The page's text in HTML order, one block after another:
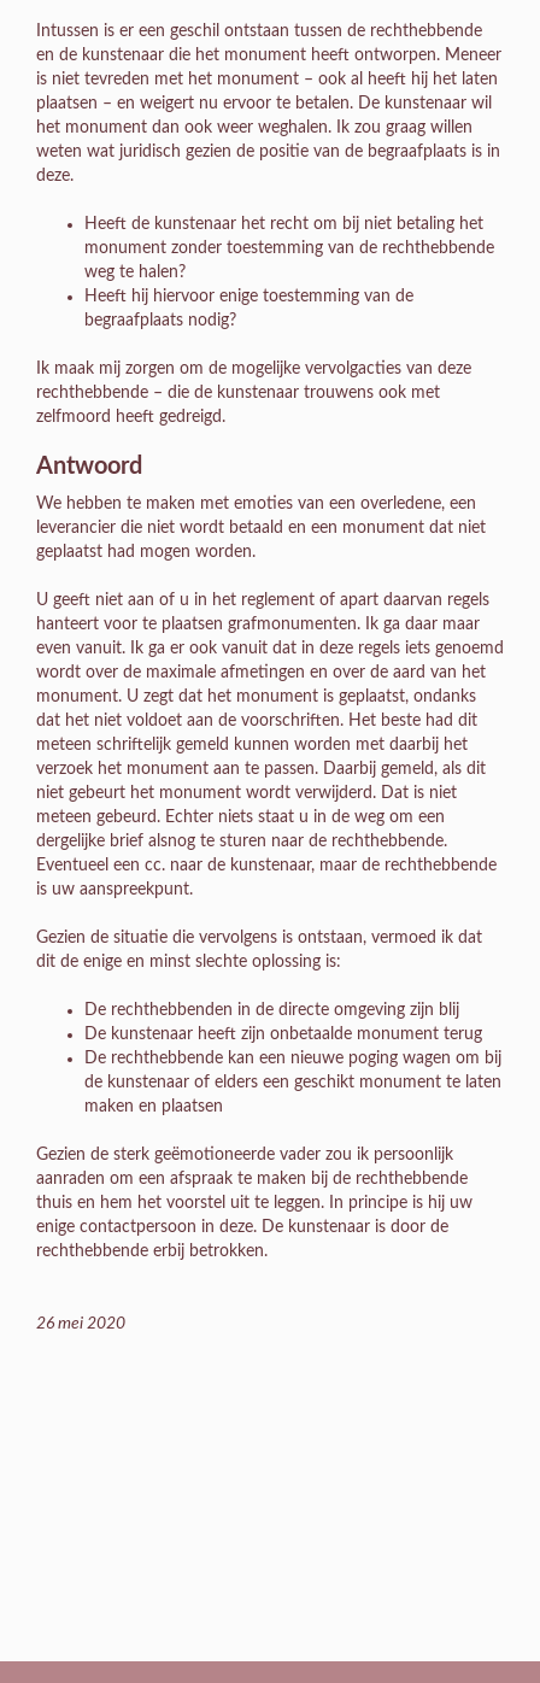
Intussen is er een geschil ontstaan tussen de rechthebbende
en de kunstenaar die het monument heeft ontworpen. Meneer
is niet tevreden met het monument – ook al heeft hij het laten
plaatsen – en weigert nu ervoor te betalen. De kunstenaar wil
het monument dan ook weer weghalen. Ik zou graag willen
weten wat juridisch gezien de positie van de begraafplaats is in
deze.
Heeft de kunstenaar het recht om bij niet betaling het
monument zonder toestemming van de rechthebbende
weg te halen?
Heeft hij hiervoor enige toestemming van de
begraafplaats nodig?
Ik maak mij zorgen om de mogelijke vervolgacties van deze
rechthebbende – die de kunstenaar trouwens ook met
zelfmoord heeft gedreigd.
Antwoord
We hebben te maken met emoties van een overledene, een
leverancier die niet wordt betaald en een monument dat niet
geplaatst had mogen worden.
U geeft niet aan of u in het reglement of apart daarvan regels
hanteert voor te plaatsen grafmonumenten. Ik ga daar maar
even vanuit. Ik ga er ook vanuit dat in deze regels iets genoemd
wordt over de maximale afmetingen en over de aard van het
monument. U zegt dat het monument is geplaatst, ondanks
dat het niet voldoet aan de voorschriften. Het beste had dit
meteen schriftelijk gemeld kunnen worden met daarbij het
verzoek het monument aan te passen. Daarbij gemeld, als dit
niet gebeurt het monument wordt verwijderd. Dat is niet
meteen gebeurd. Echter niets staat u in de weg om een
dergelijke brief alsnog te sturen naar de rechthebbende.
Eventueel een cc. naar de kunstenaar, maar de rechthebbende
is uw aanspreekpunt.
Gezien de situatie die vervolgens is ontstaan, vermoed ik dat
dit de enige en minst slechte oplossing is:
De rechthebbenden in de directe omgeving zijn blij
De kunstenaar heeft zijn onbetaalde monument terug
De rechthebbende kan een nieuwe poging wagen om bij
de kunstenaar of elders een geschikt monument te laten
maken en plaatsen
Gezien de sterk geëmotioneerde vader zou ik persoonlijk
aanraden om een afspraak te maken bij de rechthebbende
thuis en hem het voorstel uit te leggen. In principe is hij uw
enige contactpersoon in deze. De kunstenaar is door de
rechthebbende erbij betrokken.
26 mei 2020